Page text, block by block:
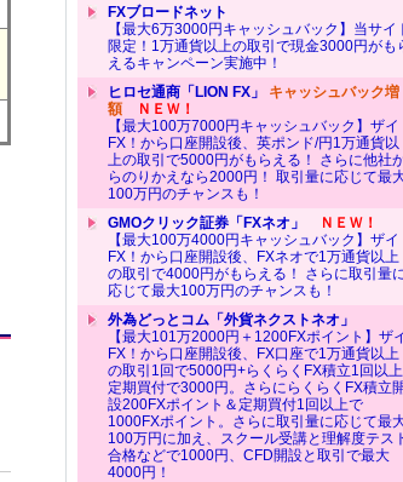
FXブロードネット
【最大6万3000円キャッシュバック】当サイ
限定！1万通貨以上の取引で現金3000円がも
えるキャンペーン実施中！
ヒロセ通商「LION FX」 キャッシュバック増
額ＮＥＷ！
【最大100万7000円キャッシュバック】ザイ
FX！から口座開設後、英ポンド/円1万通貨以
上の取引で5000円がもらえる！ さらに他社
らのりかえなら2000円！ 取引量に応じて最
100万円のチャンスも！
GMOクリック証券「FXネオ」
ＮＥＷ！
【最大100万4000円キャッシュバック】ザイ
FX！から口座開設後、FXネオで1万通貨以上
の取引で4000円がもらえる！ さらに取引量
応じて最大100万円のチャンスも！
外為どっとコム「外貨ネクストネオ」
【最大101万2000円＋1200FXポイント】ザ
FX！から口座開設後、FX口座で1万通貨以上
の取引1回で5000円+らくらくFX積立1回以上
定期買付で3000円。さらにらくらくFX積立
設200FXポイント＆定期買付1回以上で
1000FXポイント。さらに取引量に応じて最
100万円に加え、スクール受講と理解度テス
合格などで1000円、CFD開設と取引で最大
4000円！